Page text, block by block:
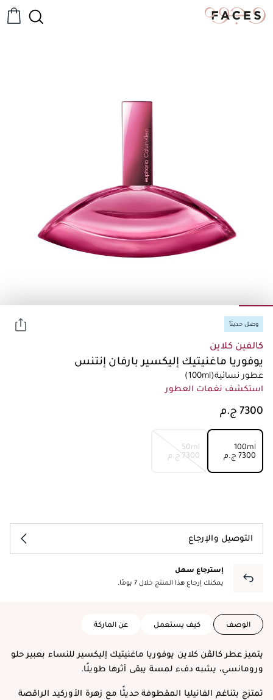
وصل حديثاً
كالفين كلاين
يوفوريا ماغنيتيك إليكسير بارفان إنتنس
عطور نسائية(100ml)
استكشف نغمات العطور
100ml
⁦7300⁩ ج.م
50ml
⁦7300⁩ ج.م
التوصيل والإرجاع
إسترجاع سهل
يمكنك إرجاع هذا المنتج خلال 7 يومًا.
الوصف كيف يستعمل عن الماركة
يتميز عطر كالڤن كلاين يوفوريا ماغنيتيك إليكسير للنساء بعبير حلو
ورومانسي، يشبه دفء لمسة يبقى أثرها طويلًا.
تمتزج بتناغم الفانيليا المقطوفة حديثًا مع زهرة الأوركيد الراقصة